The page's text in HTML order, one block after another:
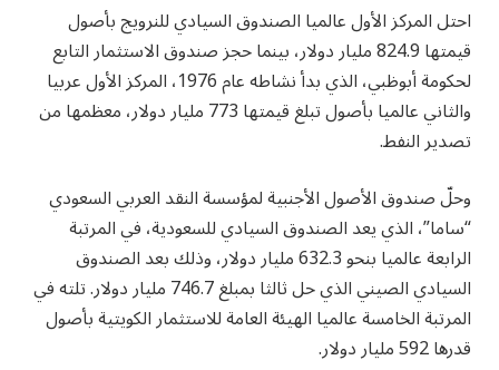
احتل المركز الأول عالميا الصندوق السيادي للنرويج بأصول
قيمتها 824.9 مليار دولار، بينما حجز صندوق الاستثمار التابع
لحكومة أبوظبي، الذي بدأ نشاطه عام 1976، المركز الأول عربيا
والثاني عالميا بأصول تبلغ قيمتها 773 مليار دولار، معظمها من
تصدير النفط.
وحلّ صندوق الأصول الأجنبية لمؤسسة النقد العربي السعودي
“ساما”، الذي يعد الصندوق السيادي للسعودية، في المرتبة
الرابعة عالميا بنحو 632.3 مليار دولار، وذلك بعد الصندوق
السيادي الصيني الذي حل ثالثا بمبلغ 746.7 مليار دولار. تلته في
المرتبة الخامسة عالميا الهيئة العامة للاستثمار الكويتية بأصول
قدرها 592 مليار دولار.